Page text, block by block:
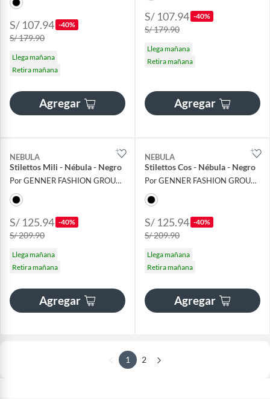
S/ 107.94 -40%
S/ 179.90
Llega mañana
Retira mañana
Agregar
S/ 107.94 -40%
S/ 179.90
Llega mañana
Retira mañana
Agregar
NEBULA
Stilettos Mili - Nébula - Negro
Por GENNER FASHION GROUP EIRL
S/ 125.94 -40%
S/ 209.90
Llega mañana
Retira mañana
Agregar
NEBULA
Stilettos Cos - Nébula - Negro
Por GENNER FASHION GROUP EIRL
S/ 125.94 -40%
S/ 209.90
Llega mañana
Retira mañana
Agregar
1 2